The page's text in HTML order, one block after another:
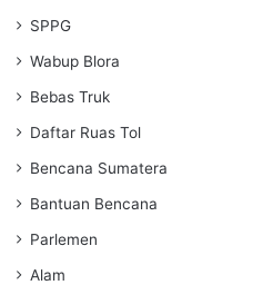
SPPG
Wabup Blora
Bebas Truk
Daftar Ruas Tol
Bencana Sumatera
Bantuan Bencana
Parlemen
Alam